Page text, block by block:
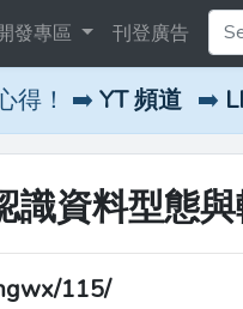
發專區 刊登廣告
得！ ➡️ YT 頻道 ➡️
識資料型態
115/